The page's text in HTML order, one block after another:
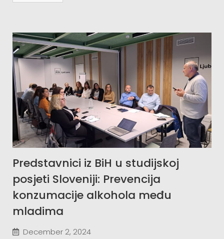
Predstavnici iz BiH u studijskoj
posjeti Sloveniji: Prevencija
konzumacije alkohola među
mladima
December 2, 2024